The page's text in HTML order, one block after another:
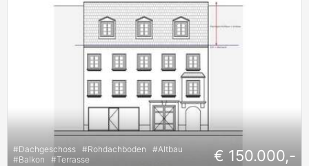
#Dachgeschoss #Rohdachboden #Altbau
#Balkon #Terrasse € 150.000,-